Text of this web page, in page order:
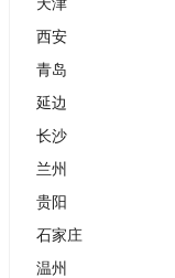
西安
青岛
延边
长沙
兰州
贵阳
石家庄
温州